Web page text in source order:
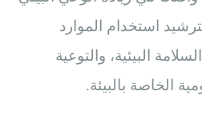
استخدام الموارد
البيئية، والتوعية
الخاصة بالبيئة.